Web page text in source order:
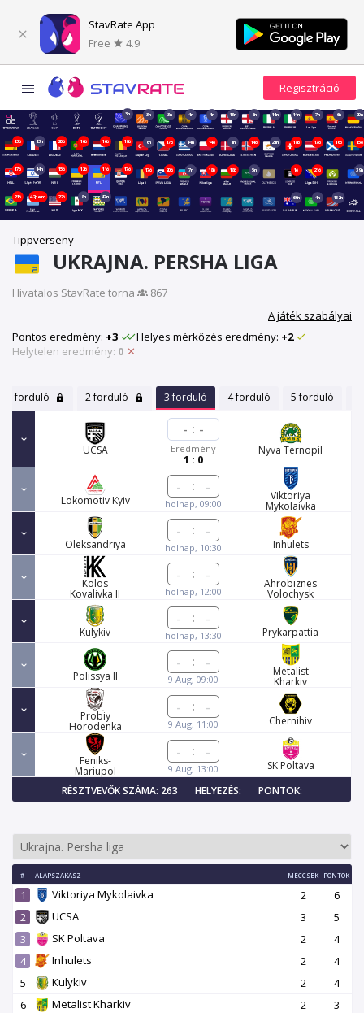
StavRate App
Free
4.9
3n 3n 3n 4n 4n 13n 6n 14n 14n 7n 6n 20n
13ó 13n 20ó 16ó 16ó 18ó 6n 17ó 14n 14ó 1n 14ó 21n 18ó 17ó 16ó 15ó
17ó 14n 15ó 12ó 11ó 17ó 17ó 20ó 7n 18ó 18ó 5n 1ó 21ó 39n
21ó 42perc 22ó 8n 47n 69n 4n 152n
Tippverseny
UKRAJNA. PERSHA LIGA
Hivatalos StavRate torna·
867
A játék szabályai
Pontos eredmény: +3 Helyes mérkőzés eredmény: +2
Helytelen eredmény: 0
1 forduló 2 forduló 3 forduló 4 forduló 5 forduló
UCSA
- : -
Eredmény
1 : 0
Nyva Ternopil
Lokomotiv Kyiv
:
holnap, 09:00
Viktoriya
Mykolaivka
Oleksandriya
:
holnap, 10:30 Inhulets
Kolos
Kovalivka II
:
holnap, 12:00
Ahrobiznes
Volochysk
Kulykiv
:
holnap, 13:30 Prykarpattia
Polissya II
:
9 Aug, 09:00
Metalist
Kharkiv
Probiy
Horodenka
:
9 Aug, 11:00 Chernihiv
Feniks-
Mariupol
:
9 Aug, 13:00
SK Poltava
RÉSZTVEVŐK SZÁMA: 263
HELYEZÉS: PONTOK:
# ALAPSZAKASZ MECCSEK PONTOK
1 Viktoriya Mykolaivka 2
6
2
UCSA 3
5
3
SK Poltava 2
4
4
Inhulets 2
4
5
Kulykiv 2
4
6
Metalist Kharkiv 2
3